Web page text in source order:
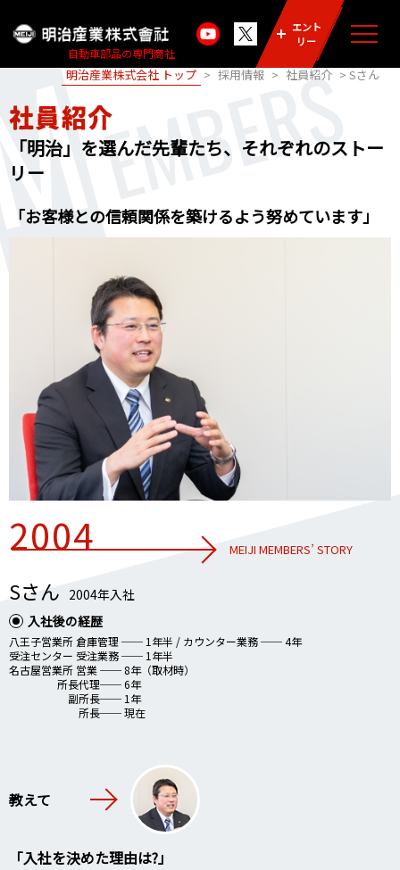
自動車部品の専門商社
エント
リー
明治産業株式会社 トップ > 採用情報 > 社員紹介 > Sさん
社員紹介
「明治」を選んだ先輩たち、それぞれのストー
リー
EMBERS
「お客様との信頼関係を築けるよう努めています」
2004 MEIJI MEMBERS’ STORY
Sさん 2004年入社
入社後の経歴
八王子営業所 倉庫管理 ── 1年半 / カウンター業務 ── 4年
受注センター 受注業務 ── 1年半
名古屋営業所 営業 ── 8年（取材時）
所長代理── 6年
副所長── 1年
所長── 現在
教えて
「入社を決めた理由は?」